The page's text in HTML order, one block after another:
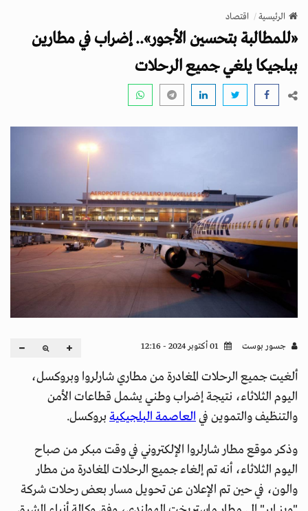
v
i
g
a
n
الرئيسية اقتصاد
«للمطالبة بتحسين الأجور».. إضراب في مطارين
ببلجيكا يلغي جميع الرحلات
جسور بوست
ألغيت جميع الرحلات المغادرة من مطاري شارلروا وبروكسل،
اليوم الثلاثاء، نتيجة إضراب وطني يشمل قطاعات الأمن
والتنظيف والتموين فيالعاصمة البلجيكية بروكسل.
وذكر موقع مطار شارلروا الإلكتروني في وقت مبكر من صباح
اليوم الثلاثاء، أنه تم إلغاء جميع الرحلات المغادرة من مطار
والون، في حين تم الإعلان عن تحويل مسار بعض رحلات شركة